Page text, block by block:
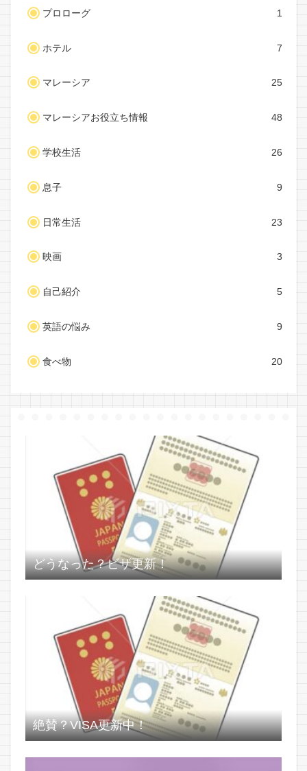
プロローグ 1
ホテル 7
マレーシア 25
マレーシアお役立ち情報 48
学校生活 26
息子 9
日常生活 23
映画 3
自己紹介 5
英語の悩み 9
食べ物 20
どうなった？ビザ更新！
絶賛？VISA更新中！